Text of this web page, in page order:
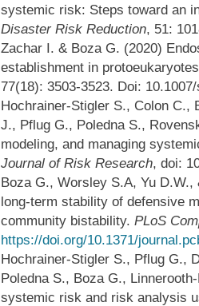
systemic risk: Steps toward an
Disaster Risk Reduction, 51:
Zachar I. & Boza G. (2020)
establishment in
77(18): 3503-3523. Doi:
Hochrainer-Stigler S., Colon C.,
J., Pflug G., Poledna S.,
modeling, and managing
Journal of Risk Research, doi:
Boza G., Worsley S.A, Yu
long-term stability of defensive
community bistability. PLoS
https://doi.org/10.1371/
Hochrainer-Stigler S., Pflug G.,
Poledna S., Boza G.,
systemic risk and risk analysis